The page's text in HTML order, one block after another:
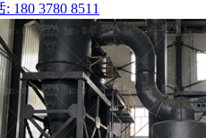
180 3780 8511